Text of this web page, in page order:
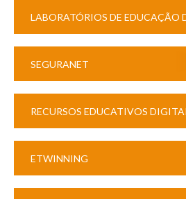
LABORATÓRIOS DE EDUCAÇÃO
SEGURANET
RECURSOS EDUCATIVOS
ETWINNING